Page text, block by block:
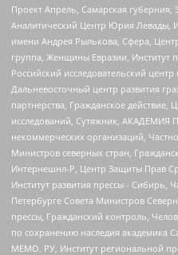
Проект Апрель, Самарская
Аналитический Центр Юрия Левады,
имени Андрея Рылькова, Сфера,
группа, Женщины Евразии, Институт
Российский исследовательский
Дальневосточный центр развития
партнерства, Гражданское действие,
исследований, Сутяжник,
некоммерческих организаций,
Министров северных стран,
Интернешнл-Р, Центр Защиты Прав
Институт развития прессы - Сибирь,
Петербурге Совета Министров
прессы, Гражданский контроль,
по сохранению наследия академика
МЕМО. РУ, Институт региональной